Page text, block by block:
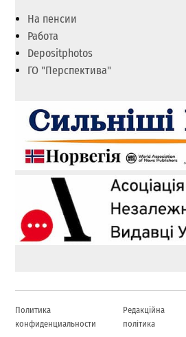
На пенсии
Работа
Depositphotos
ГО "Перспектива"
Политика
конфиденциальности
Редакційна
політика